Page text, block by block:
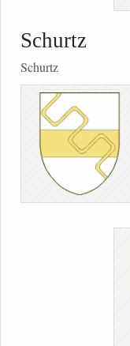
Schurtz
Schurtz